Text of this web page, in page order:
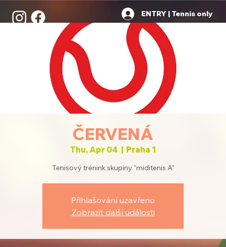
ENTRY | Tennis only
ČERVENÁ
Thu, Apr 04
  |
Praha 1
Tenisový trénink skupiny "miditenis A"
Přihlašování uzavřeno
Zobrazit další události